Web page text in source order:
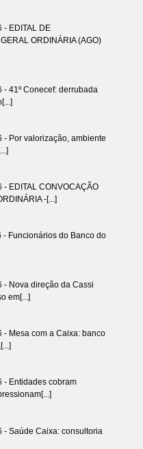
- EDITAL DE
ORDINÁRIA (AGO)
- 41º Conecef: derrubada
- Por valorização, ambiente
- EDITAL CONVOCAÇÃO
-[...]
- Funcionários do Banco do
- Nova direção da Cassi
em[...]
- Mesa com a Caixa: banco
- Entidades cobram
- Saúde Caixa: consultoria